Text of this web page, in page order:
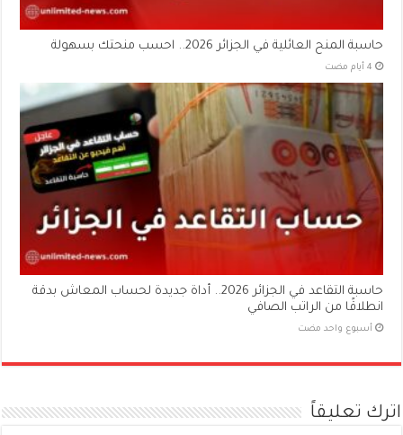
حاسبة المنح العائلية في الجزائر 2026.. احسب منحتك بسهولة
حاسبة التقاعد في الجزائر 2026.. أداة جديدة لحساب المعاش بدقة
انطلاقًا من الراتب الصافي
‏أسبوع واحد مضت
اترك تعليقاً